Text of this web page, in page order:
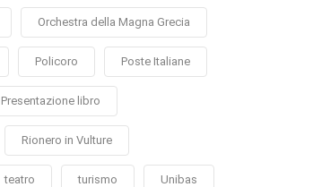
Orchestra della Magna Grecia
Policoro Poste Italiane
Presentazione libro
Rionero in Vulture
teatro turismo Unibas